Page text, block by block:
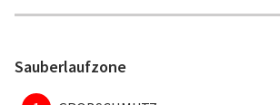
Sauberlaufzone